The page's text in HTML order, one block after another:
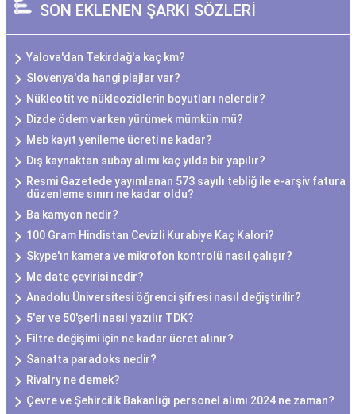
SON EKLENEN ŞARKI SÖZLERİ
Yalova'dan Tekirdağ'a kaç km?
Slovenya'da hangi plajlar var?
Nükleotit ve nükleozidlerin boyutları nelerdir?
Dizde ödem varken yürümek mümkün mü?
Meb kayıt yenileme ücreti ne kadar?
Dış kaynaktan subay alımı kaç yılda bir yapılır?
Resmi Gazetede yayımlanan 573 sayılı tebliğ ile e-arşiv fatura
düzenleme sınırı ne kadar oldu?
Ba kamyon nedir?
100 Gram Hindistan Cevizli Kurabiye Kaç Kalori?
Skype'ın kamera ve mikrofon kontrolü nasıl çalışır?
Me date çevirisi nedir?
Anadolu Üniversitesi öğrenci şifresi nasıl değiştirilir?
5'er ve 50'şerli nasıl yazılır TDK?
Filtre değişimi için ne kadar ücret alınır?
Sanatta paradoks nedir?
Rivalry ne demek?
Çevre ve Şehircilik Bakanlığı personel alımı 2024 ne zaman?